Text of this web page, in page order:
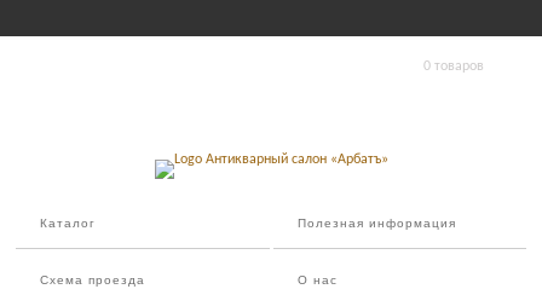
0 товаров
Каталог Полезная информация
Схема проезда О нас